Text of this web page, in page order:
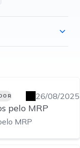
26/08/2025
pelo MRP
MRP